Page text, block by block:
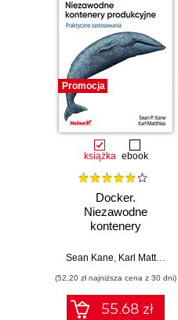
Promocja
książka ebook
Docker.
Niezawodne
kontenery
Praktyczne
Wydanie III
Sean Kane, Karl Matthias
(52,20 zł najniższa cena z 30 dni)
55.68 zł